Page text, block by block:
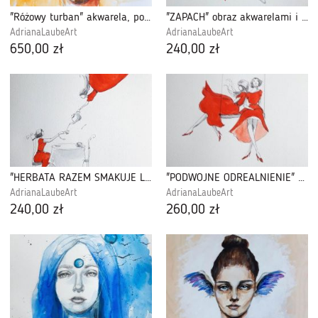
"Różowy turban" akwarela, portret kobiety
AdrianaLaubeArt
650,00 zł
"ZAPACH" obraz akwarelami i piórkiem
AdrianaLaubeArt
240,00 zł
"HERBATA RAZEM SMAKUJE LEPIEJ" akwarela
AdrianaLaubeArt
240,00 zł
"PODWÓJNE ODREALNIENIE" akwarela i piórko
AdrianaLaubeArt
260,00 zł